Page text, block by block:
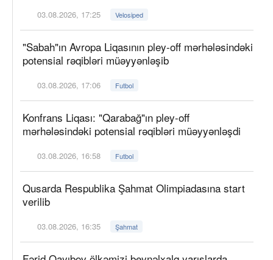
03.08.2026, 17:25 Velosiped
"Sabah"ın Avropa Liqasının pley-off mərhələsindəki
potensial rəqibləri müəyyənləşib
03.08.2026, 17:06 Futbol
Konfrans Liqası: "Qarabağ"ın pley-off
mərhələsindəki potensial rəqibləri müəyyənləşdi
03.08.2026, 16:58 Futbol
Qusarda Respublika Şahmat Olimpiadasına start
verilib
03.08.2026, 16:35 Şahmat